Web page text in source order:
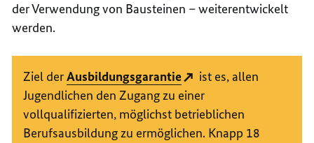
der Verwendung von Bausteinen – weiterentwickelt
werden.
Ziel derAusbildungsgarantie
ist es, allen
Jugendlichen den Zugang zu einer
vollqualifizierten, möglichst betrieblichen
Berufsausbildung zu ermöglichen. Knapp 18